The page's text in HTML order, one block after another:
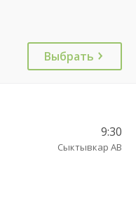
Выбрать
9:30
Сыктывкар АВ